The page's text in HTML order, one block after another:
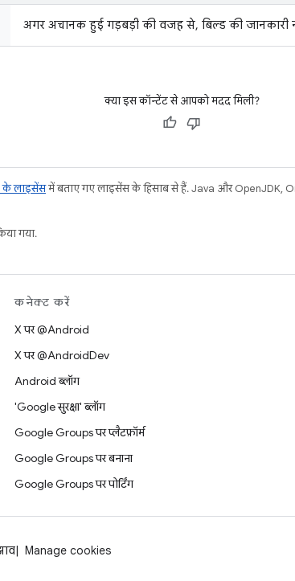
अगर अचानक हुई गड़बड़ी की वजह से, बिल्ड की जानकारी
क्या इस कॉन्टेंट से आपको मदद मिली?
के लाइसेंसमें बताए गए लाइसेंस के हिसाब से हैं. Java और OpenJDK,
गया.
कनेक्ट करें
X पर @Android
X पर @AndroidDev
Android ब्लॉग
'Google सुरक्षा' ब्लॉग
Google Groups पर प्लैटफ़ॉर्म
Google Groups पर बनाना
Google Groups पर पोर्टिंग
Manage cookies